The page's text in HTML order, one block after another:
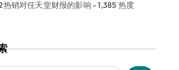
热销对任天堂财报的影响 - 1,385 热度